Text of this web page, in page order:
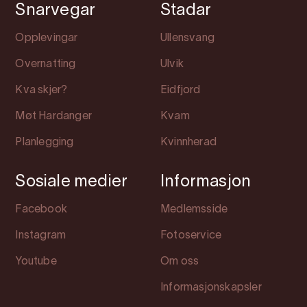
Snarvegar
Opplevingar
Overnatting
Kva skjer?
Møt Hardanger
Planlegging
Stadar
Ullensvang
Ulvik
Eidfjord
Kvam
Kvinnherad
Sosiale medier
Facebook
Instagram
Youtube
Informasjon
Medlemsside
Fotoservice
Om oss
Informasjonskapsler